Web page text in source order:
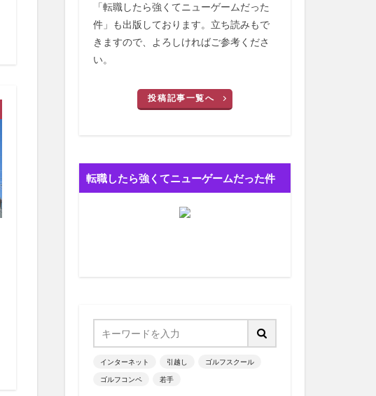
「転職したら強くてニューゲームだった
件」も出版しております。立ち読みもで
きますので、よろしければご参考くださ
い。
投稿記事一覧へ
転職したら強くてニューゲームだった件
インターネット 引越し ゴルフスクール
ゴルフコンペ 若手